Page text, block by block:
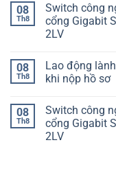
08
Th8
Switch công
cổng Gigabit
2LV
08
Th8
Lao động
khi nộp hồ sơ
08
Th8
Switch công
cổng Gigabit
2LV